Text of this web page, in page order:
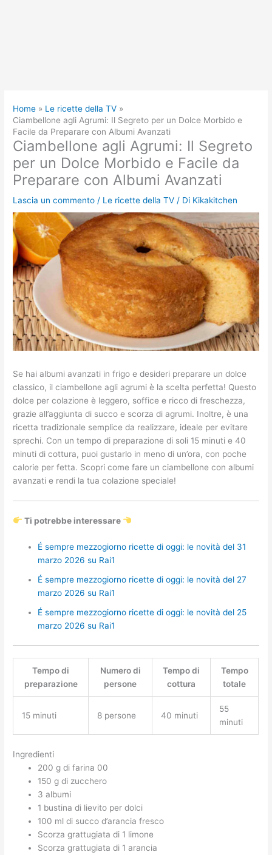
Home
Le ricette della TV
Ciambellone agli Agrumi: Il Segreto per un Dolce Morbido e
Facile da Preparare con Albumi Avanzati
Ciambellone agli Agrumi: Il Segreto
per un Dolce Morbido e Facile da
Preparare con Albumi Avanzati
Lascia un commento / Le ricette della TV / Di Kikakitchen
Se hai albumi avanzati in frigo e desideri preparare un dolce
classico, il ciambellone agli agrumi è la scelta perfetta! Questo
dolce per colazione è leggero, soffice e ricco di freschezza,
grazie all’aggiunta di succo e scorza di agrumi. Inoltre, è una
ricetta tradizionale semplice da realizzare, ideale per evitare
sprechi. Con un tempo di preparazione di soli 15 minuti e 40
minuti di cottura, puoi gustarlo in meno di un’ora, con poche
calorie per fetta. Scopri come fare un ciambellone con albumi
avanzati e rendi la tua colazione speciale!
Ti potrebbe interessare
É sempre mezzogiorno ricette di oggi: le novità del 31
marzo 2026 su Rai1
É sempre mezzogiorno ricette di oggi: le novità del 27
marzo 2026 su Rai1
É sempre mezzogiorno ricette di oggi: le novità del 25
marzo 2026 su Rai1
Tempo di
preparazione
Numero di
persone
Tempo di
cottura
Tempo
totale
15 minuti 8 persone 40 minuti
55
minuti
Ingredienti
200 g di farina 00
150 g di zucchero
3 albumi
1 bustina di lievito per dolci
100 ml di succo d’arancia fresco
Scorza grattugiata di 1 limone
Scorza grattugiata di 1 arancia